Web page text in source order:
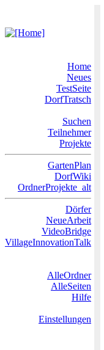
Home
Neues
TestSeite
DorfTratsch
Suchen
Teilnehmer
Projekte
GartenPlan
DorfWiki
OrdnerProjekte_alt
Dörfer
NeueArbeit
VideoBridge
VillageInnovationTalk
AlleOrdner
AlleSeiten
Hilfe
Einstellungen